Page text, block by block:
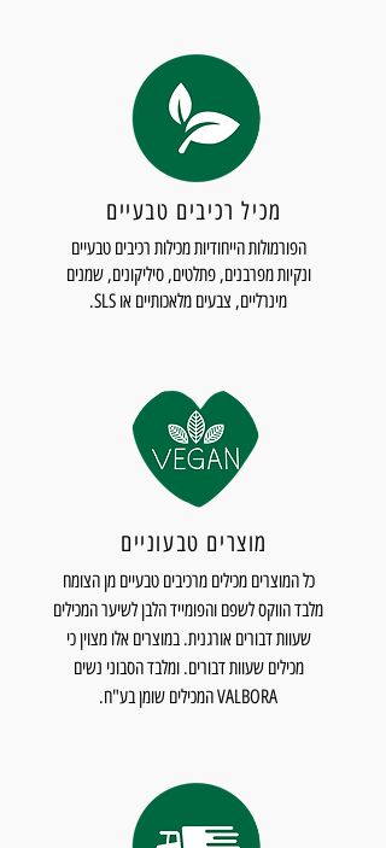
מכיל רכיבים טבעיים
הפורמולות הייחודיות מכילות רכיבים טבעיים
ונקיות מפרבנים, פתלטים, סיליקונים, שמנים
מינרליים, צבעים מלאכותיים או SLS.
מוצרים טבעוניים
כל המוצרים מכילים מרכיבים טבעיים מן הצומח
מלבד הווקס לשפם והפומייד הלבן לשיער המכילים
שעוות דבורים אורגנית. במוצרים אלו מצוין כי
מכילים שעוות דבורים. ומלבד הסבוני נשים
VALBORA המכילים שומן בע"ח.